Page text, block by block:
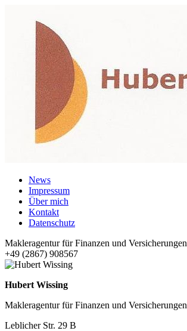
News
Impressum
Über mich
Kontakt
Datenschutz
Makleragentur für Finanzen und Versicherungen
+49 (2867) 908567
Hubert Wissing
Makleragentur für Finanzen und Versicherungen
Leblicher Str. 29 B